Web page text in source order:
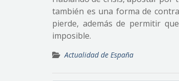
también es una forma de
pierde, además de permitir
imposible.
Actualidad de España